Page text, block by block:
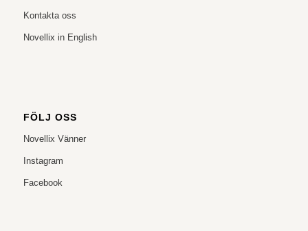
Kontakta oss
Novellix in English
FÖLJ OSS
Novellix Vänner
Instagram
Facebook